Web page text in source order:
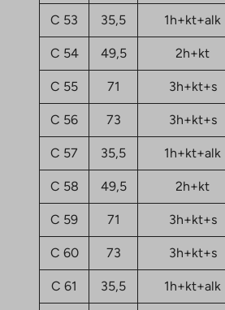
C 53 35,5 1h+kt+alk
C 54 49,5 2h+kt
C 55 71 3h+kt+s
C 56 73 3h+kt+s
C 57 35,5 1h+kt+alk
C 58 49,5 2h+kt
C 59 71 3h+kt+s
C 60 73 3h+kt+s
C 61 35,5 1h+kt+alk